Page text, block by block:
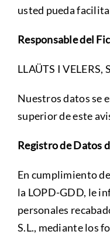
usted pueda
Responsable del
LLAÜTS I VELERS,
Nuestros datos se
superior de este
Registro de Datos
En cumplimiento
la LOPD-GDD, le
personales
S.L., mediante los